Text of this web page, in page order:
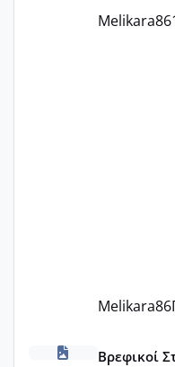
Melikara86
Melikara86
ΠΑΙΔΙΚΟΙ ΣΤΑΘΜΟΙ ΜΕ
Βρεφικοί